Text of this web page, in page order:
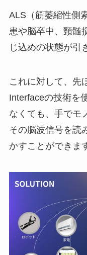
ALS（筋萎縮性側
患や脳卒中、頸髄
じ込めの状態が引
これに対して、先
Interfaceの技術を
なくても、手でモ
その脳波信号を読
かすことができま